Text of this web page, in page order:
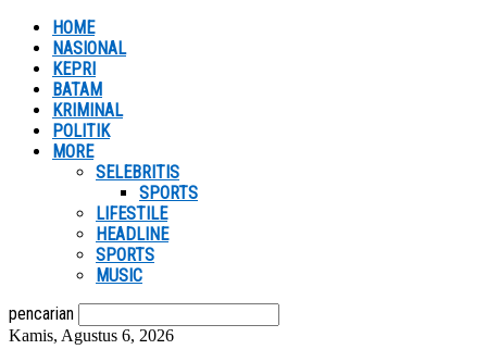
HOME
NASIONAL
KEPRI
BATAM
KRIMINAL
POLITIK
MORE
SELEBRITIS
SPORTS
LIFESTILE
HEADLINE
SPORTS
MUSIC
pencarian
Kamis, Agustus 6, 2026